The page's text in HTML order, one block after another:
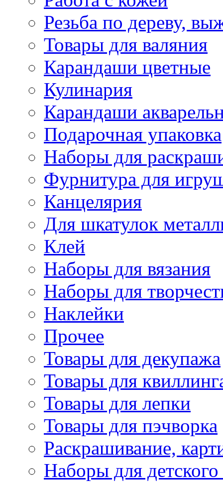
Резьба по дереву,
Товары для валяния
Карандаши цветные
Кулинария
Карандаши
Подарочная упаковка
Наборы для
Фурнитура для
Канцелярия
Для шкатулок
Клей
Наборы для вязания
Наборы для
Наклейки
Прочее
Товары для декупажа
Товары для
Товары для лепки
Товары для пэчворка
Раскрашивание,
Наборы для